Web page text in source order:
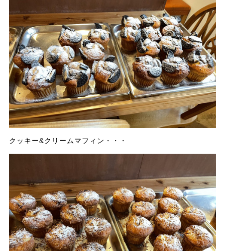
クッキー&クリームマフィン・・・